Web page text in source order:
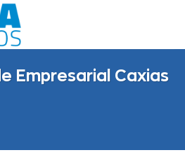
Empresarial Caxias